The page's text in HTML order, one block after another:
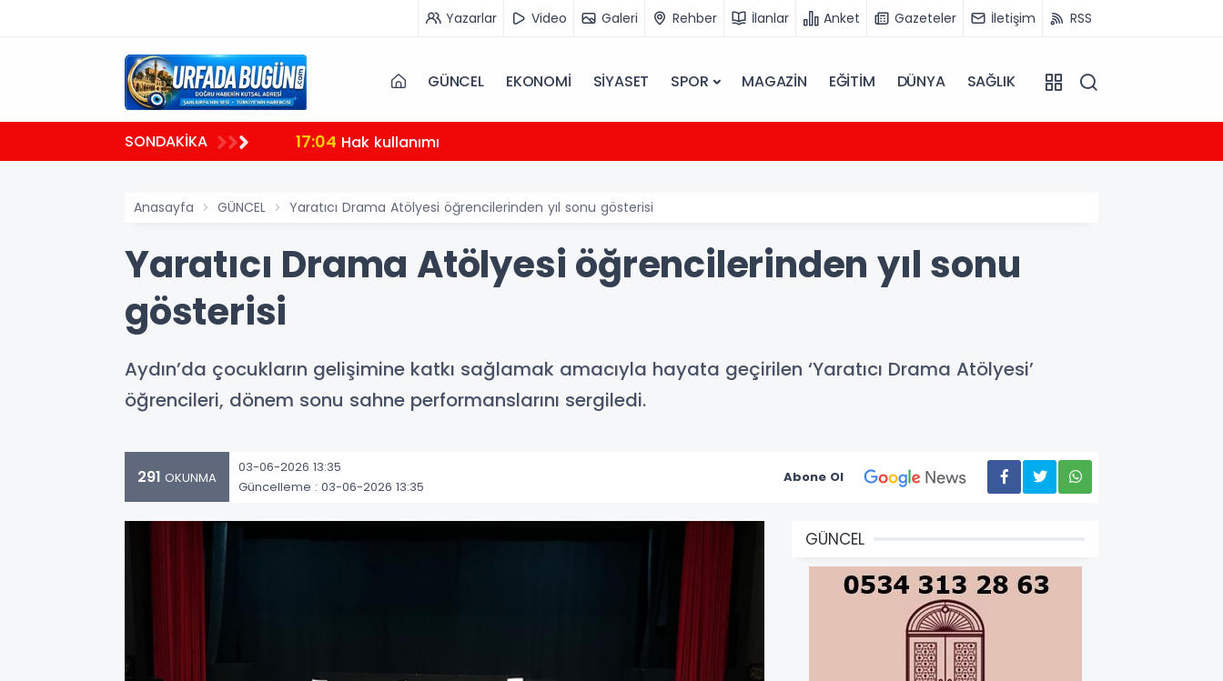
Yazarlar Video Galeri Rehber İlanlar Anket Gazeteler İletişim RSS
GÜNCEL EKONOMİ SİYASET SPOR MAGAZİN EĞİTİM DÜNYA SAĞLIK
SONDAKİKA 17:04 Hak kullanımı
Anasayfa GÜNCEL Yaratıcı Drama Atölyesi öğrencilerinden yıl sonu gösterisi
Yaratıcı Drama Atölyesi öğrencilerinden yıl sonu
gösterisi
Aydın’da çocukların gelişimine katkı sağlamak amacıyla hayata geçirilen ‘Yaratıcı Drama Atölyesi’
öğrencileri, dönem sonu sahne performanslarını sergiledi.
291 OKUNMA
03-06-2026 13:35
Güncelleme : 03-06-2026 13:35
Abone Ol
GÜNCEL